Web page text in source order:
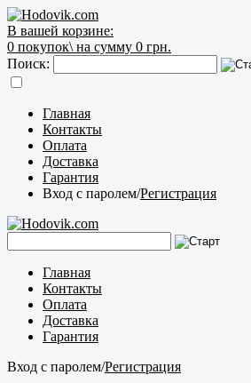
В вашей корзине:
0 покупок\ на сумму 0 грн.
Поиск:
Главная
Контакты
Оплата
Доставка
Гарантия
Вход с паролем/Регистрация
Главная
Контакты
Оплата
Доставка
Гарантия
Вход с паролем/Регистрация